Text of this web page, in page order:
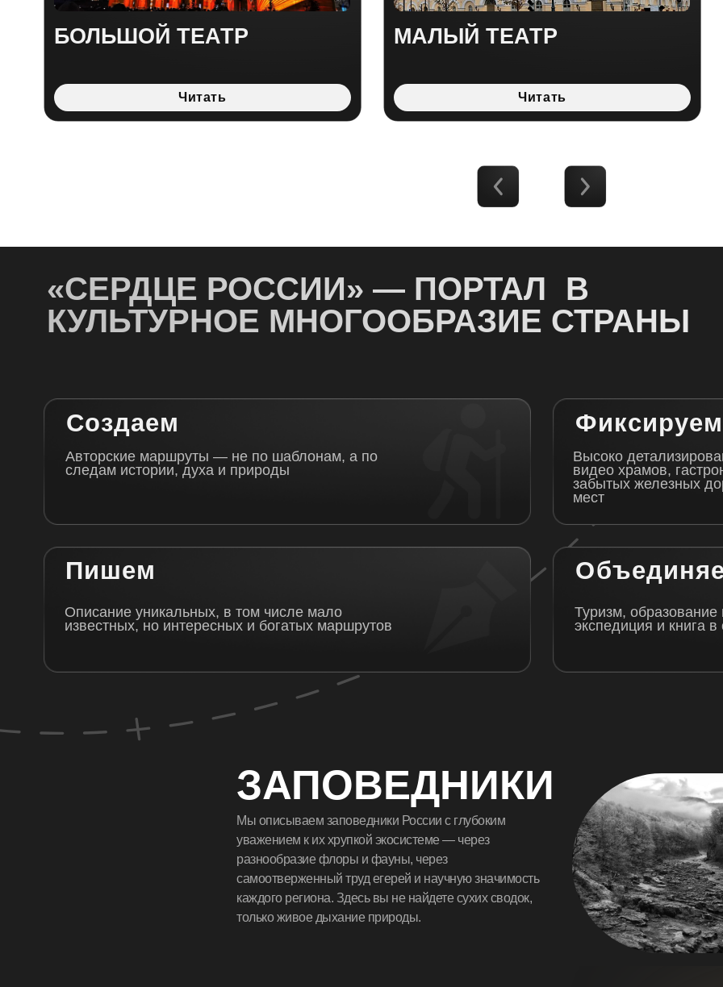
Объединяем
Пишем
Высоко детализированные
Фиксируем
«СЕРДЦЕ РОССИИ» — ПОРТАЛ В
КУЛЬТУРНОЕ МНОГООБРАЗИЕ СТРАНЫ
ЗАПОВЕДНИКИ
Мы описываем заповедники России с глубоким
уважением к их хрупкой экосистеме — через
разнообразие флоры и фауны, через
самоотверженный труд егерей и научную значимость
каждого региона. Здесь вы не найдете сухих сводок,
только живое дыхание природы.
Театры России — это не просто сцены, а хранители
национальной идентичности, передающие культурный код через
КУЛЬТУРНЫЙ КОД
ТЕАТРАЛЬНЫЕ СЕЗОНЫ
Подробнее о театральных сезонах